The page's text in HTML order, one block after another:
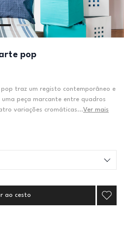
pop
traz um registo contemporâneo e
peça marcante entre quadros
variações cromáticas...Ver mais
ao cesto